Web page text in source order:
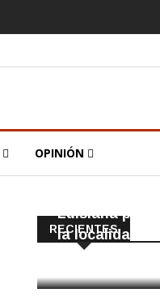
OPINIÓN
RECIENTES
LA LUISIANA
Luisiana por
la localidad